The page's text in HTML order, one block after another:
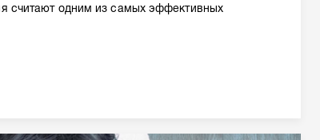
считают одним из самых эффективных